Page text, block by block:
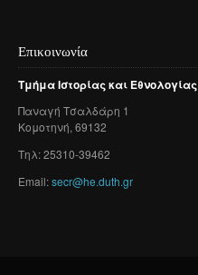
Επικοινωνία
ΤμήμαΙστορίαςκαι Εθνολογίας
Παναγή Τσαλδάρη 1
Κομοτηνή, 69132
Τηλ: 25310-39462
Email:secr@he.duth.gr